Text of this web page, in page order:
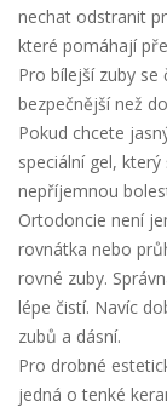
nechat odstranit
které pomáhají
Pro bílejší zuby se
bezpečnější než
Pokud chcete
speciální gel,
nepříjemnou
Ortodoncie není
rovnátka nebo
rovné zuby.
lépe čistí. Navíc
zubů a dásní.
Pro drobné
jedná o tenké